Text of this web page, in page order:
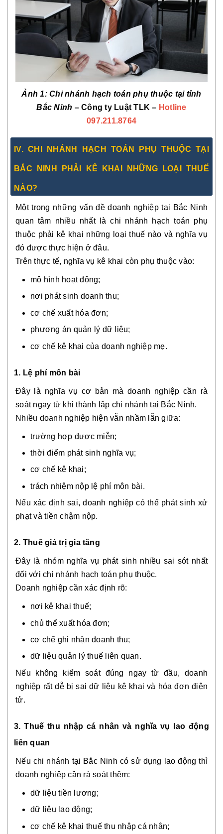
Ảnh 1: Chi nhánh hạch toán phụ thuộc tại tỉnh
Bắc Ninh – Công ty Luật TLK – Hotline
097.211.8764
IV. CHI NHÁNH HẠCH TOÁN PHỤ THUỘC TẠI
BẮC NINH PHẢI KÊ KHAI NHỮNG LOẠI THUẾ
NÀO?
Một trong những vấn đề doanh nghiệp tại Bắc Ninh
quan tâm nhiều nhất là chi nhánh hạch toán phụ
thuộc phải kê khai những loại thuế nào và nghĩa vụ
đó được thực hiện ở đâu.
Trên thực tế, nghĩa vụ kê khai còn phụ thuộc vào:
mô hình hoạt động;
nơi phát sinh doanh thu;
cơ chế xuất hóa đơn;
phương án quản lý dữ liệu;
cơ chế kê khai của doanh nghiệp mẹ.
1. Lệ phí môn bài
Đây là nghĩa vụ cơ bản mà doanh nghiệp cần rà
soát ngay từ khi thành lập chi nhánh tại Bắc Ninh.
Nhiều doanh nghiệp hiện vẫn nhầm lẫn giữa:
trường hợp được miễn;
thời điểm phát sinh nghĩa vụ;
cơ chế kê khai;
trách nhiệm nộp lệ phí môn bài.
Nếu xác định sai, doanh nghiệp có thể phát sinh xử
phạt và tiền chậm nộp.
2. Thuế giá trị gia tăng
Đây là nhóm nghĩa vụ phát sinh nhiều sai sót nhất
đối với chi nhánh hạch toán phụ thuộc.
Doanh nghiệp cần xác định rõ:
nơi kê khai thuế;
chủ thể xuất hóa đơn;
cơ chế ghi nhận doanh thu;
dữ liệu quản lý thuế liên quan.
Nếu không kiểm soát đúng ngay từ đầu, doanh
nghiệp rất dễ bị sai dữ liệu kê khai và hóa đơn điện
tử.
3. Thuế thu nhập cá nhân và nghĩa vụ lao động
liên quan
Nếu chi nhánh tại Bắc Ninh có sử dụng lao động thì
doanh nghiệp cần rà soát thêm:
dữ liệu tiền lương;
dữ liệu lao động;
cơ chế kê khai thuế thu nhập cá nhân;